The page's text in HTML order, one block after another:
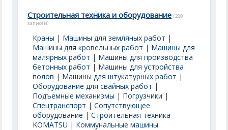
Строительная техника и оборудование (280
записей)
Краны | Машины для земляных работ |
Машины для кровельных работ | Машины для
малярных работ | Машины для производства
бетонных работ | Машины для устройства
полов | Машины для штукатурных работ |
Оборудование для свайных работ |
Подъемные механизмы | Погрузчики |
Спецтранспорт |Сопутствующее
оборудование |Строительная техника
KOMATSU | Коммунальные машины